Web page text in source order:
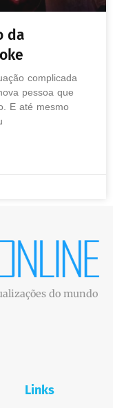
da
complicada
pessoa que
E até mesmo
do mundo
Links